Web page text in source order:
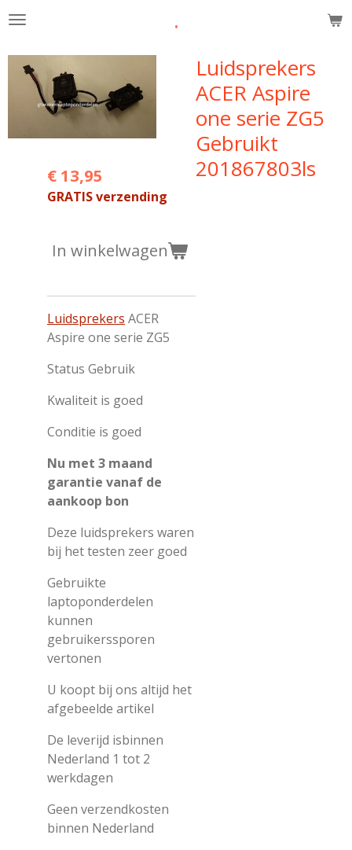
Ga
naar
hoofdinhoud
.
Luidsprekers
ACER Aspire
one serie ZG5
Gebruikt
201867803ls
€ 13,95
GRATIS verzending
In winkelwagen
Luidsprekers ACER
Aspire one serie ZG5
Status Gebruik
Kwaliteit is goed
Conditie is goed
Nu met 3 maand
garantie vanaf de
aankoop bon
Deze luidsprekers waren
bij het testen zeer goed
Gebruikte
laptoponderdelen
kunnen
gebruikerssporen
vertonen
U koopt bij ons altijd het
afgebeelde artikel
De leverijd isbinnen
Nederland 1 tot 2
werkdagen
Geen verzendkosten
binnen Nederland